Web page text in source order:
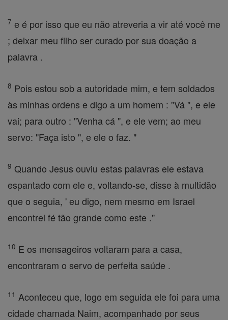
7 e é por isso que eu não atreveria a vir até você me
; deixar meu filho ser curado por sua doação a
palavra .
8 Pois estou sob a autoridade mim, e tem soldados
às minhas ordens e digo a um homem : "Vá ", e ele
vai; para outro : "Venha cá ", e ele vem; ao meu
servo: "Faça isto ", e ele o faz. "
9 Quando Jesus ouviu estas palavras ele estava
espantado com ele e, voltando-se, disse à multidão
que o seguia, ' eu digo, nem mesmo em Israel
encontrei fé tão grande como este ."
10 E os mensageiros voltaram para a casa,
encontraram o servo de perfeita saúde .
11 Aconteceu que, logo em seguida ele foi para uma
cidade chamada Naim, acompanhado por seus